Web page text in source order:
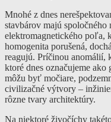
Mnohé z dnes
stavbárov majú
elektromagnetického poľa,
homogenita porušená,
reagujú. Príčinou anomálií,
ktoré dnes označujeme
môžu byť močiare,
civilizačné výtvory –
rôzne tvary architektúry.
Na niektoré živočíchy